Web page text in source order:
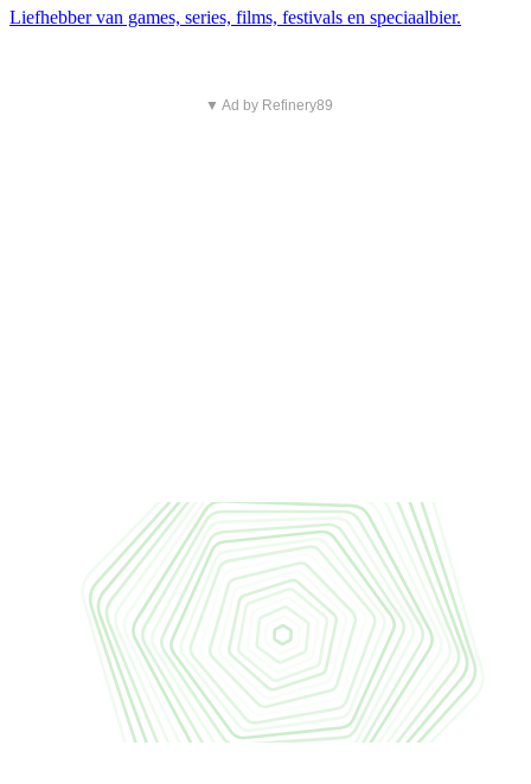
Liefhebber van games, series, films, festivals en speciaalbier.
▼ Ad by Refinery89